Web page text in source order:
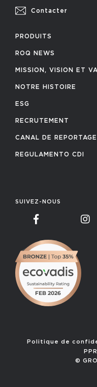
Contacter
PRODUITS
ROQ NEWS
MISSION, VISION ET
NOTRE HISTOIRE
ESG
RECRUTEMENT
CANAL DE REPORTAGE
REGULAMENTO CDI
SUIVEZ-NOUS
Politique de
©